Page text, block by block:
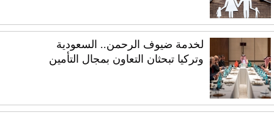
لخدمة ضيوف الرحمن.. السعودية
وتركيا تبحثان التعاون بمجال التأمين